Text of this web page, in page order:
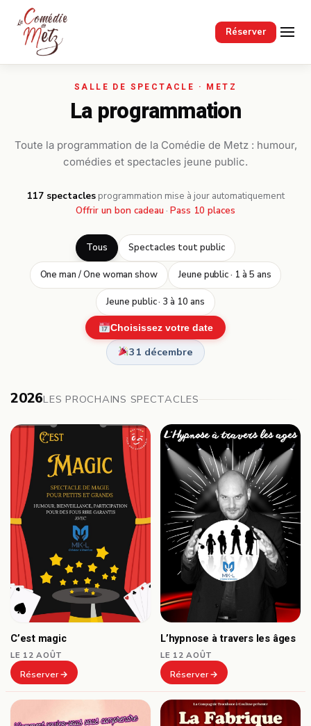
Réserver
Passer au contenu principal
La programmation
Toute la programmation de la Comédie de Metz : humour,
comédies et spectacles jeune public.
117 spectacles· programmation mise à jour automatiquement
Offrir un bon cadeau · Pass 10 places
Tous Spectacles tout public
One man / One woman show Jeune public · 1 à 5 ans
Jeune public · 3 à 10 ans
Choisissez votre date
31 décembre
2026LES PROCHAINS SPECTACLES
C’est magic
LE 12 AOÛT
Réserver
L’hypnose à travers les âges
LE 12 AOÛT
Réserver